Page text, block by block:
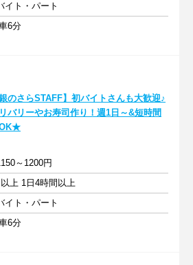
イト・パート
6分
銀のさらSTAFF】初バイトさんも大歓迎♪
バリーやお寿司作り！週1日～&短時間
～1200円
上 1日4時間以上
イト・パート
6分